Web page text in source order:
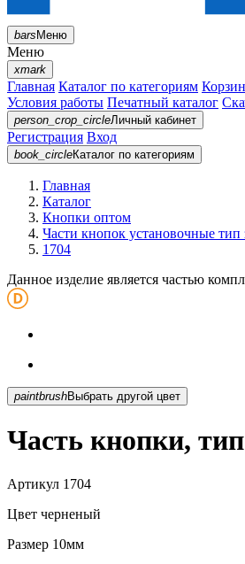
barsМеню
Меню
xmark
Главная Каталог по категориям
Условия работы Печатный каталог
person_crop_circleЛичный кабинет
Регистрация Вход
book_circleКаталог по категориям
Главная
Каталог
Кнопки оптом
Части кнопок установочные тип
1704
Данное изделие является частью
paintbrush Выбрать другой цвет
Часть кнопки,
Артикул 1704
Цвет черненый
Размер 10мм